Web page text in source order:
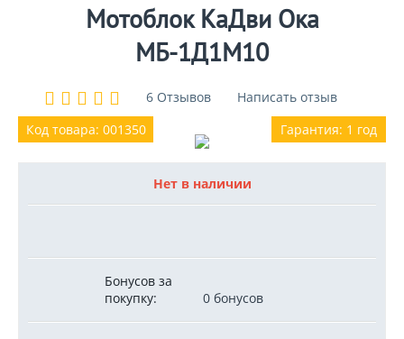
Мотоблок КаДви Ока
МБ-1Д1М10
6 Отзывов
Написать отзыв
Гарантия: 1 год
Код товара: 001350
Нет в наличии
Бонусов за
покупку:
0 бонусов